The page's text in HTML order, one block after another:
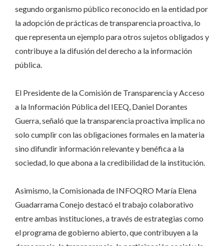
segundo organismo público reconocido en la entidad por
la adopción de prácticas de transparencia proactiva, lo
que representa un ejemplo para otros sujetos obligados y
contribuye a la difusión del derecho a la información
pública.
El Presidente de la Comisión de Transparencia y Acceso
a la Información Pública del IEEQ, Daniel Dorantes
Guerra, señaló que la transparencia proactiva implica no
solo cumplir con las obligaciones formales en la materia
sino difundir información relevante y benéfica a la
sociedad, lo que abona a la credibilidad de la institución.
Asimismo, la Comisionada de INFOQRO María Elena
Guadarrama Conejo destacó el trabajo colaborativo
entre ambas instituciones, a través de estrategias como
el programa de gobierno abierto, que contribuyen a la